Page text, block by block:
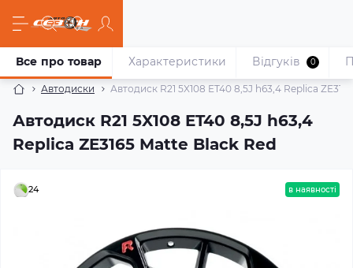
Автодиски Автодиск R21 5X108 ET40 8,5J h63,4 Replica
Автодиск R21 5X108 ET40 8,5J h63,4
Replica ZE3165 Matte Black Red
Все про товар Характеристики Відгуків 0
24 в наявності